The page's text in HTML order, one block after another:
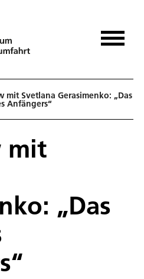
mit Svetlana Gerasimenko: „Das
Anfängers“
mit
„Das